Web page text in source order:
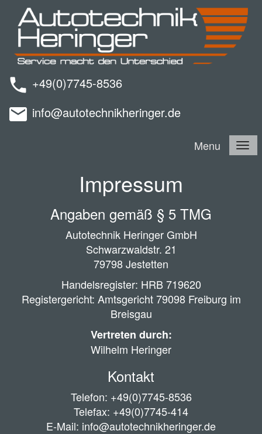
+49(0)7745-8536
info@autotechnikheringer.de
Menu
Impressum
Angaben gemäß § 5 TMG
Autotechnik Heringer GmbH
Schwarzwaldstr. 21
79798 Jestetten
Handelsregister: HRB 719620
Registergericht: Amtsgericht 79098 Freiburg im
Breisgau
Vertreten durch:
Wilhelm Heringer
Kontakt
Telefon: +49(0)7745-8536
Telefax: +49(0)7745-414
E-Mail: info@autotechnikheringer.de